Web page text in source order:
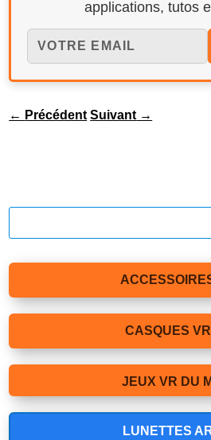
applications, tutos
← Précédent Suivant →
CASQUES
JEUX VR DU
LUNETTES